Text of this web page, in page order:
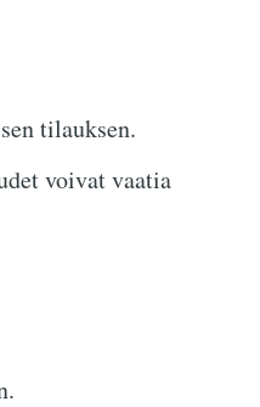
tilauksen.
voivat vaatia